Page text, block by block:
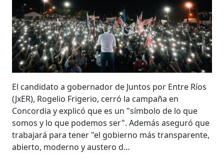
El candidato a gobernador de Juntos por Entre Ríos
(JxER), Rogelio Frigerio, cerró la campaña en
Concordia y explicó que es un "símbolo de lo que
somos y lo que podemos ser". Además aseguró que
trabajará para tener "el gobierno más transparente,
abierto, moderno y austero d…